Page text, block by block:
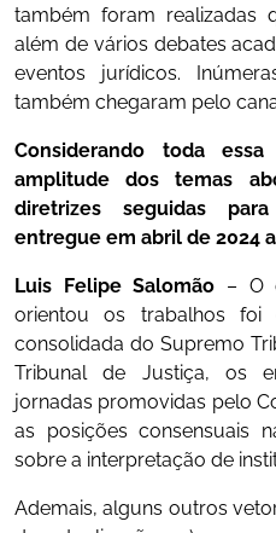
também foram realizadas
além de vários debates
eventos jurídicos.
também chegaram pelo
Considerando toda
amplitude dos temas
diretrizes seguidas
entregue em abril de 2024
Luis Felipe Salomão – O
orientou os trabalhos foi
consolidada do Supremo
Tribunal de Justiça, os
jornadas promovidas pelo
as posições consensuais
sobre a interpretação de
Ademais, alguns outros